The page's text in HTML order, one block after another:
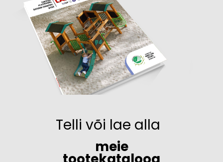
Telli või lae alla
meie